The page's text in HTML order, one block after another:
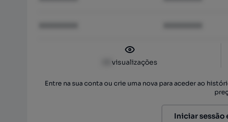
visualizações
Entre na sua conta ou crie uma nova para aceder ao
Iniciar sessão